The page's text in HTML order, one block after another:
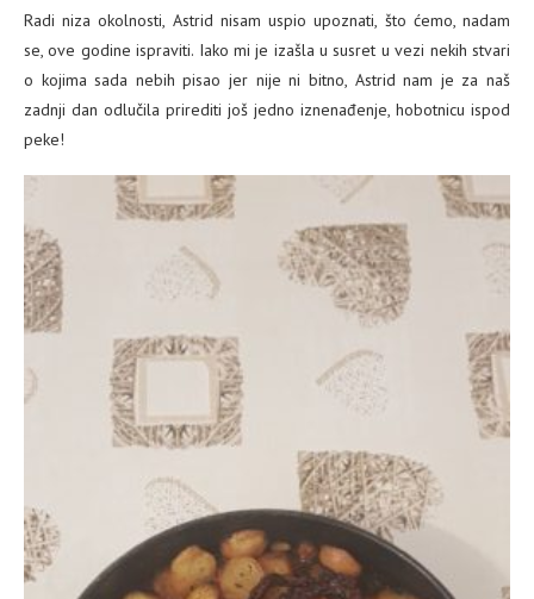
Radi niza okolnosti, Astrid nisam uspio upoznati, što ćemo, nadam
se, ove godine ispraviti. Iako mi je izašla u susret u vezi nekih stvari
o kojima sada nebih pisao jer nije ni bitno, Astrid nam je za naš
zadnji dan odlučila prirediti još jedno iznenađenje, hobotnicu ispod
peke!